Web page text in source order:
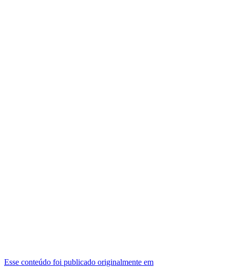
Esse conteúdo foi publicado originalmente em